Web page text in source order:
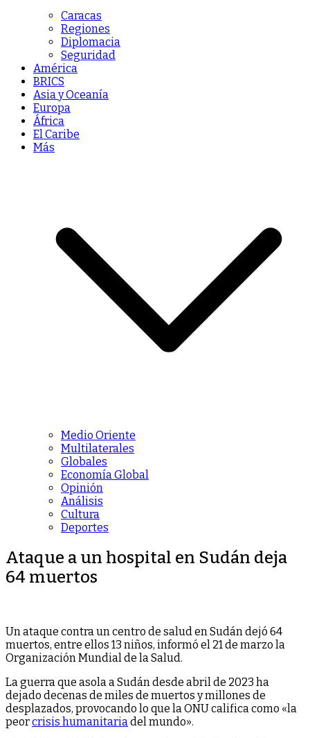
Caracas
Regiones
Diplomacia
Seguridad
América
BRICS
Asia y Oceanía
Europa
África
El Caribe
Más
Medio Oriente
Multilaterales
Globales
Economía Global
Opinión
Análisis
Cultura
Deportes
Ataque a un hospital en Sudán deja
64 muertos
Un ataque contra un centro de salud en Sudán dejó 64
muertos, entre ellos 13 niños, informó el 21 de marzo la
Organización Mundial de la Salud.
La guerra que asola a Sudán desde abril de 2023 ha
dejado decenas de miles de muertos y millones de
desplazados, provocando lo que la ONU califica como «la
peorcrisis humanitariadel mundo».